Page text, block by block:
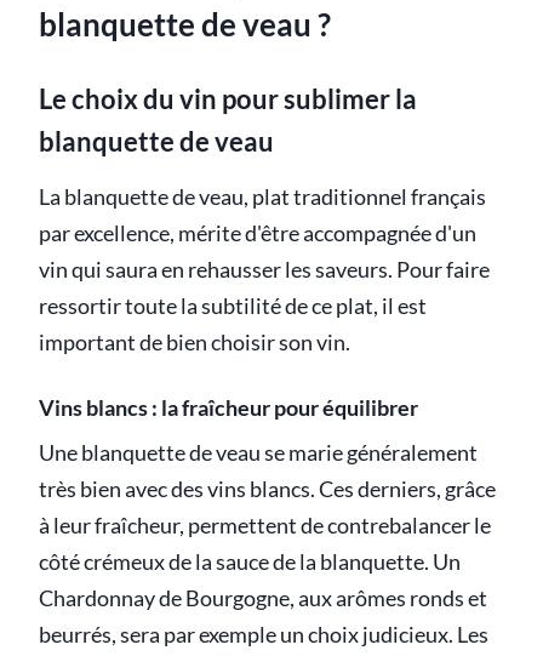
blanquette de veau ?
Le choix du vin pour sublimer la
blanquette de veau
La blanquette de veau, plat traditionnel français
par excellence, mérite d'être accompagnée d'un
vin qui saura en rehausser les saveurs. Pour faire
ressortir toute la subtilité de ce plat, il est
important de bien choisir son vin.
Vins blancs : la fraîcheur pour équilibrer
Une blanquette de veau se marie généralement
très bien avec des vins blancs. Ces derniers, grâce
à leur fraîcheur, permettent de contrebalancer le
côté crémeux de la sauce de la blanquette. Un
Chardonnay de Bourgogne, aux arômes ronds et
beurrés, sera par exemple un choix judicieux. Les